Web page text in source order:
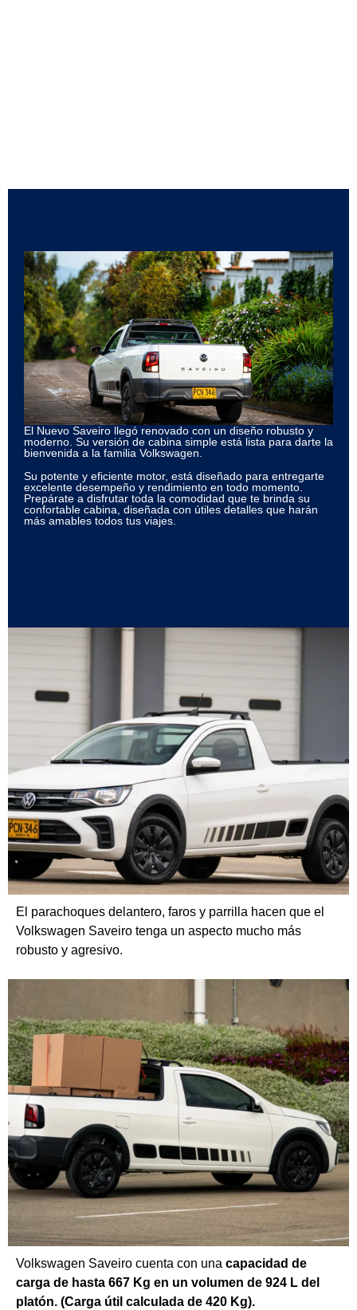
El Nuevo Saveiro llegó renovado con un diseño robusto y
moderno. Su versión de cabina simple está lista para darte la
bienvenida a la familia Volkswagen.
Su potente y eficiente motor, está diseñado para entregarte
excelente desempeño y rendimiento en todo momento.
Prepárate a disfrutar toda la comodidad que te brinda su
confortable cabina , diseñada con útiles detalles que harán
más amables todos tus viajes.
El parachoques delantero, faros y parrilla hacen que el
Volkswagen Saveiro tenga un aspecto mucho más
robusto y agresivo.
Volkswagen Saveiro cuenta con una capacidad de
carga de hasta 667 Kg en un volumen de 924 L del
platón. (Carga útil calculada de 420 Kg).